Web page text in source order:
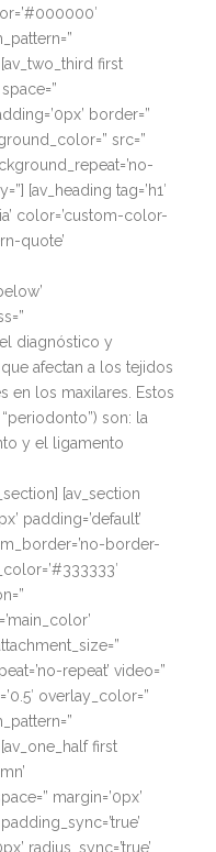
first
border=”
src=”
[av_heading tag=’h1′
color=’custom-color-
quote’
diagnóstico y
afectan a los tejidos
en los maxilares. Estos
son: la
y el ligamento
[av_section
padding=’default’
border-
repeat’ video=”
overlay_color=”
first
margin=’0px’
radius_sync=’true’